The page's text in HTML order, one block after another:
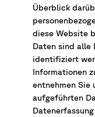
Überblick
diese Website
Daten sind alle
identifiziert
Informationen
entnehmen Sie
aufgeführten